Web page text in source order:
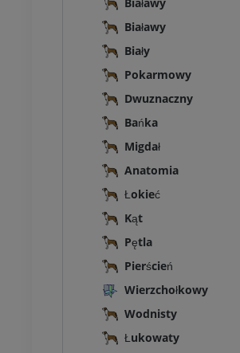
Białawy
Biały
Pokarmowy
Dwuznaczny
Bańka
Migdał
Anatomia
Łokieć
Kąt
Pętla
Pierścień
Wierzchołkowy
Wodnisty
Łukowaty